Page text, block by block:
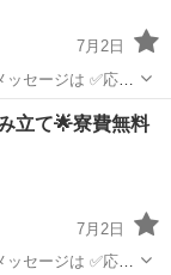
7月2日
セージは ✅応募
スタッフを募集し
立て🌟寮費無料
7月2日
ッセージは ✅応募